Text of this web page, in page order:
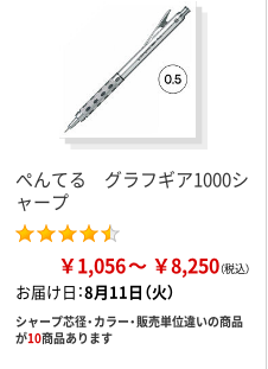
ぺんてる グラフギア1000シ
ャープ
￥1,056 ￥8,250
お届け日：8月11日（火）
シャープ芯径・カラー・販売単位違いの商品
が10商品あります